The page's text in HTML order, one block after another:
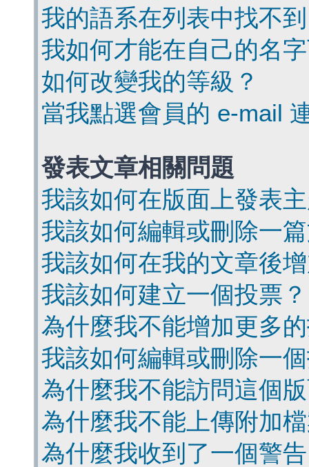
我的語系在列表中找不
我如何才能在自己的名
如何改變我的等級？
當我點選會員的 e-mail
發表文章相關問題
我該如何在版面上發表
我該如何編輯或刪除一
我該如何在我的文章後
我該如何建立一個投票？
為什麼我不能增加更多
我該如何編輯或刪除一
為什麼我不能訪問這個
為什麼我不能上傳附加
為什麼我收到了一個警